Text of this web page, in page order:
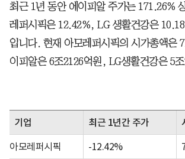
최근 1년 동안 에이피알 주가는 171.26%
레퍼시픽은 12.42%, LG 생활건강은
입니다. 현재 아모레퍼시픽의 시가총액은
이피알은 6조2126억원, LG생활건강은 5
기업 최근 1년간 주가
아모레퍼시픽 -12.42%